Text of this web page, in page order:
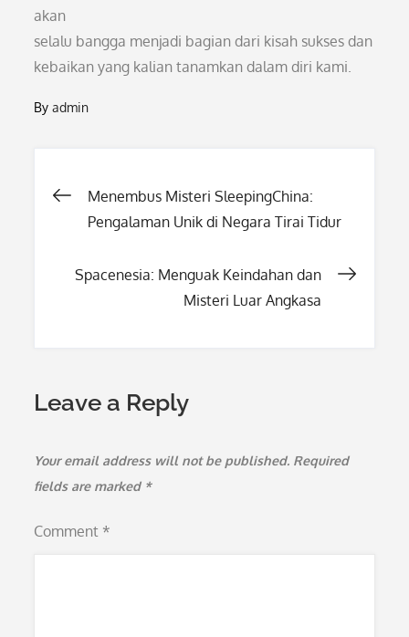
akan
selalu bangga menjadi bagian dari kisah sukses dan
kebaikan yang kalian tanamkan dalam diri kami.
Byadmin
Post
Menembus Misteri SleepingChina:
Pengalaman Unik di Negara Tirai Tidur
Spacenesia: Menguak Keindahan dan
Misteri Luar Angkasa
Leave a Reply
Your email address will not be published. Required
fields are marked *
Comment *